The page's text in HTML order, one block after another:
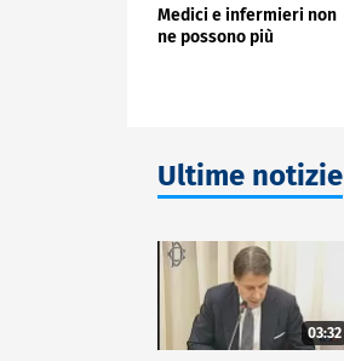
Medici e infermieri non
ne possono più
Ultime notizie
03:32